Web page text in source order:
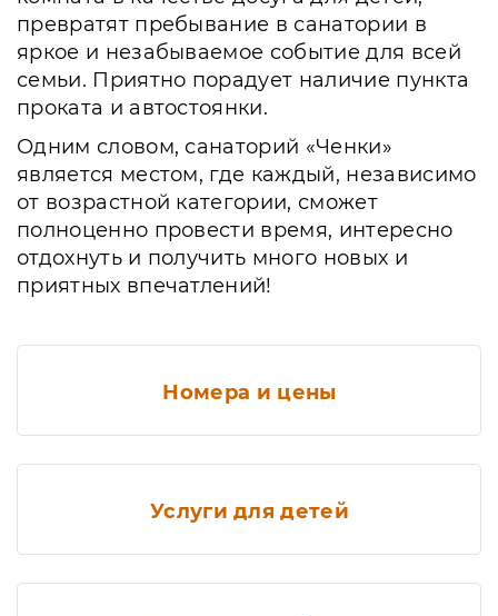
превратят пребывание в санатории в
яркое и незабываемое событие для всей
семьи. Приятно порадует наличие пункта
проката и автостоянки.
Одним словом, санаторий «Ченки»
является местом, где каждый, независимо
от возрастной категории, сможет
полноценно провести время, интересно
отдохнуть и получить много новых и
приятных впечатлений!
Номера и цены
Услуги для детей